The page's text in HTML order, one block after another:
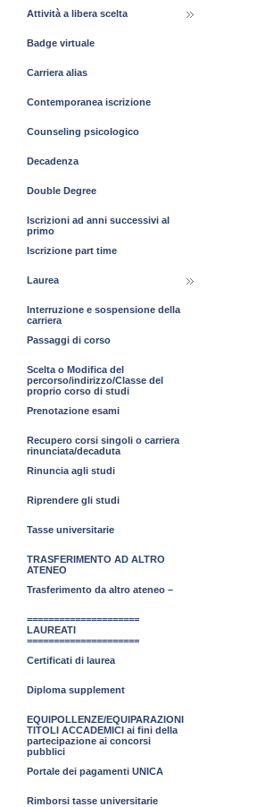
Attività a libera scelta
Badge virtuale
Carriera alias
Contemporanea iscrizione
Counseling psicologico
Decadenza
Double Degree
Iscrizioni ad anni successivi al
primo
Iscrizione part time
Laurea
Interruzione e sospensione della
carriera
Passaggi di corso
Scelta o Modifica del
percorso/indirizzo/Classe del
proprio corso di studi
Prenotazione esami
Recupero corsi singoli o carriera
rinunciata/decaduta
Rinuncia agli studi
Riprendere gli studi
Tasse universitarie
TRASFERIMENTO AD ALTRO
ATENEO
Trasferimento da altro ateneo –
=====================
LAUREATI
=====================
Certificati di laurea
Diploma supplement
EQUIPOLLENZE/EQUIPARAZIONI
TITOLI ACCADEMICI ai fini della
partecipazione ai concorsi
pubblici
Portale dei pagamenti UNICA
Rimborsi tasse universitarie